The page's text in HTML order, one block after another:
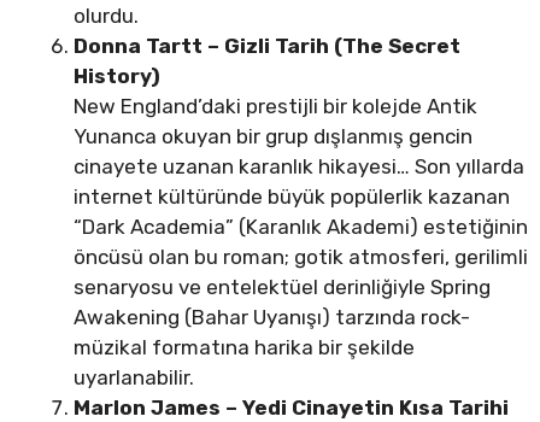
olurdu.
Donna Tartt – Gizli Tarih (The Secret
History)
New England’daki prestijli bir kolejde Antik
Yunanca okuyan bir grup dışlanmış gencin
cinayete uzanan karanlık hikayesi… Son yıllarda
internet kültüründe büyük popülerlik kazanan
“Dark Academia” (Karanlık Akademi) estetiğinin
öncüsü olan bu roman; gotik atmosferi, gerilimli
senaryosu ve entelektüel derinliğiyle Spring
Awakening (Bahar Uyanışı) tarzında rock-
müzikal formatına harika bir şekilde
uyarlanabilir.
Marlon James – Yedi Cinayetin Kısa Tarihi